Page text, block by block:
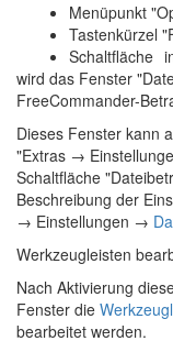
Menüpunkt
Tastenkürzel
Schaltfläche
wird das Fenster
FreeCommander-
Dieses Fenster kann
"Extras →
Schaltfläche
Beschreibung der
→ Einstellungen →
Werkzeugleisten
Nach Aktivierung
Fenster die
bearbeitet werden.